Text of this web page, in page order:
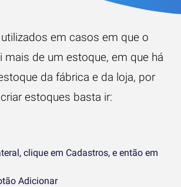
em casos em que o
mais de um estoque, em que há
da fábrica e da loja, por
estoques basta ir:
clique em Cadastros, e então em
Adicionar